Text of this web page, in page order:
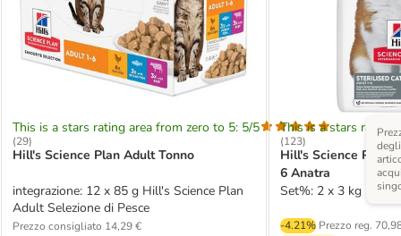
This is a stars rating area from zero to 5: 5/5
(29)
Hill's Science Plan Adult Tonno
integrazione: 12 x 85 g Hill's Science Plan
Adult Selezione di Pesce
Prezzo consigliato 14,29 €
This is a stars rating
(123)
Hill's Science Plan
6 Anatra
Set%: 2 x 3 kg
-4.21% Prezzo reg.